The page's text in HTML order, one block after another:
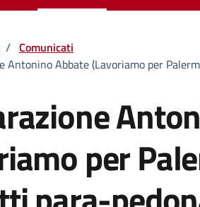
/ Comunicati
Antonino Abbate (Lavoriamo per
per